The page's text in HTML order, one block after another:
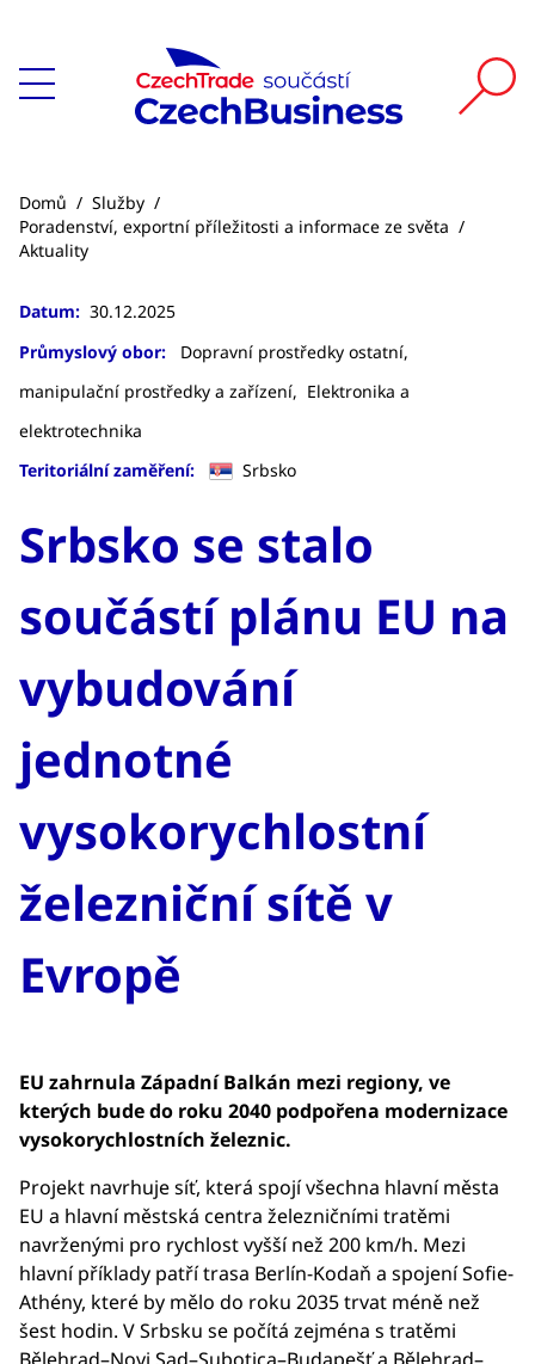
Domů / Služby /
Poradenství, exportní příležitosti a informace ze světa /
Aktuality
Datum: 30.12.2025
Průmyslový obor:
Dopravní prostředky ostatní,
manipulační prostředky a zařízení, Elektronika a
elektrotechnika
Teritoriální zaměření:
Srbsko
Srbsko se stalo
součástí plánu EU na
vybudování
jednotné
vysokorychlostní
železniční sítě v
Evropě
EU zahrnula Západní Balkán mezi regiony, ve
kterých bude do roku 2040 podpořena modernizace
vysokorychlostních železnic.
Projekt navrhuje síť, která spojí všechna hlavní města
EU a hlavní městská centra železničními tratěmi
navrženými pro rychlost vyšší než 200 km/h. Mezi
hlavní příklady patří trasa Berlín-Kodaň a spojení Sofie-
Athény, které by mělo do roku 2035 trvat méně než
šest hodin. V Srbsku se počítá zejména s tratěmi